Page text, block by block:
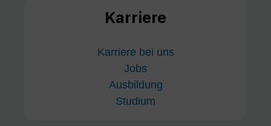
Karriere
Karriere bei uns
Jobs
Ausbildung
Studium